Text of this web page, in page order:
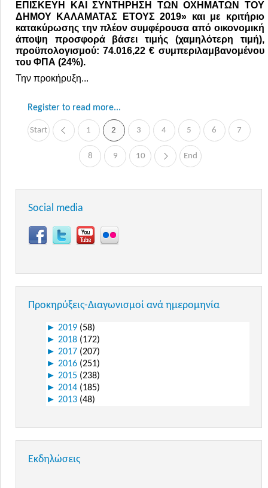
ΕΠΙΣΚΕΥΗ ΚΑΙ ΣΥΝΤΗΡΗΣΗ ΤΩΝ ΟΧΗΜΑΤΩΝ ΤΟΥ
ΔΗΜΟΥ ΚΑΛΑΜΑΤΑΣ ΕΤΟΥΣ 2019» και με κριτήριο
κατακύρωσης την πλέον συμφέρουσα από οικονομική
άποψη προσφορά βάσει τιμής (χαμηλότερη τιμή),
προϋπολογισμού: 74.016,22 € συμπεριλαμβανομένου
του ΦΠΑ (24%).
Την προκήρυξη...
Register to read more...
Start «
1 2 3 4 5 6 7
8 9 10 »
End
Social media
Προκηρύξεις-Διαγωνισμοί ανά ημερομηνία
► 2019 (58)
► 2018 (172)
► 2017 (207)
► 2016 (251)
► 2015 (238)
► 2014 (185)
► 2013 (48)
Εκδηλώσεις